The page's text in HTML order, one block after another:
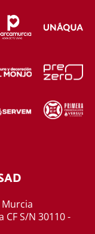
S/N 30110 -